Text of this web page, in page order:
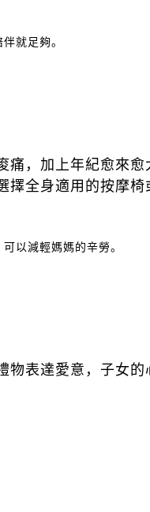
就足夠。
，加上年紀愈來
全身適用的按摩椅
以減輕媽媽的辛勞。
表達愛意，子女的